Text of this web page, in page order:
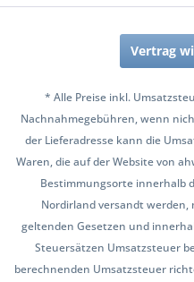
Vertrag
* Alle Preise inkl.
Nachnahmegebühren, wenn
der Lieferadresse kann die
Waren, die auf der Website von
Bestimmungsorte innerhalb
Nordirland versandt werden,
geltenden Gesetzen und
Steuersätzen Umsatzsteuer
berechnenden Umsatzsteuer